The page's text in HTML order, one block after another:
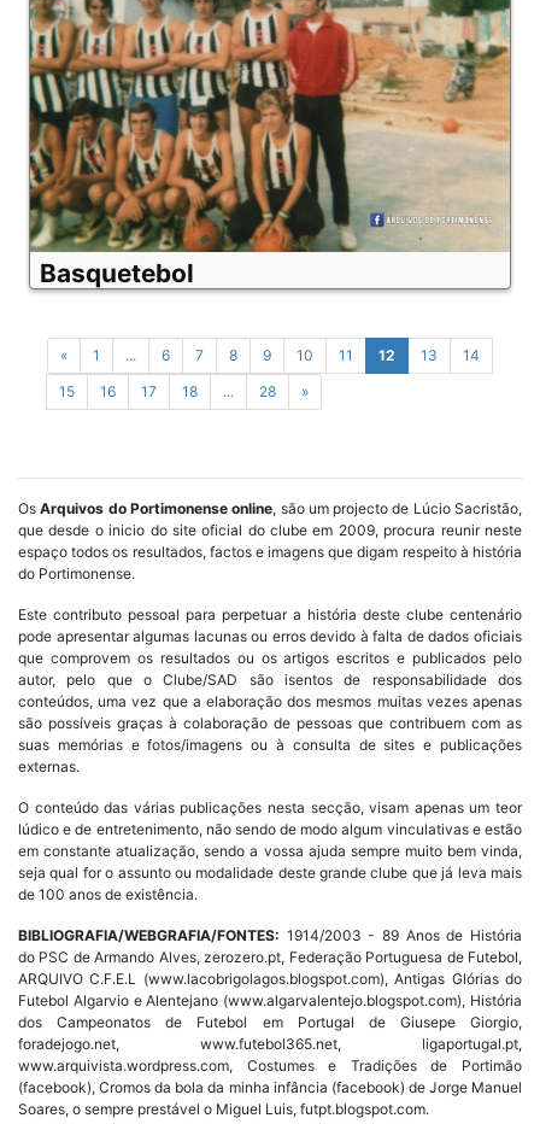
Basquetebol
« 1 ... 6 7 8 9 10 11 12 13
14
15
16 17 18 ... 28 »
OsArquivos do Portimonense online, são um projecto de Lúcio Sacristão,
que desde o inicio do site oficial do clube em 2009, procura reunir neste
espaço todos os resultados, factos e imagens que digam respeito à história
do Portimonense.
Este contributo pessoal para perpetuar a história deste clube centenário
pode apresentar algumas lacunas ou erros devido à falta de dados oficiais
que comprovem os resultados ou os artigos escritos e publicados pelo
autor, pelo que o Clube/SAD são isentos de responsabilidade dos
conteúdos, uma vez que a elaboração dos mesmos muitas vezes apenas
são possíveis graças à colaboração de pessoas que contribuem com as
suas memórias e fotos/imagens ou à consulta de sites e publicações
externas.
O conteúdo das várias publicações nesta secção, visam apenas um teor
lúdico e de entretenimento, não sendo de modo algum vinculativas e estão
em constante atualização, sendo a vossa ajuda sempre muito bem vinda,
seja qual for o assunto ou modalidade deste grande clube que já leva mais
de 100 anos de existência.
BIBLIOGRAFIA/WEBGRAFIA/FONTES: 1914/2003 - 89 Anos de História
do PSC de Armando Alves, zerozero.pt, Federação Portuguesa de Futebol,
ARQUIVO C.F.E.L (www.lacobrigolagos.blogspot.com), Antigas Glórias do
Futebol Algarvio e Alentejano (www.algarvalentejo.blogspot.com), História
dos Campeonatos de Futebol em Portugal de Giusepe Giorgio,
foradejogo.net, www.futebol365.net, ligaportugal.pt,
www.arquivista.wordpress.com, Costumes e Tradições de Portimão
(facebook), Cromos da bola da minha infância (facebook) de Jorge Manuel
Soares, o sempre prestável o Miguel Luis, futpt.blogspot.com.